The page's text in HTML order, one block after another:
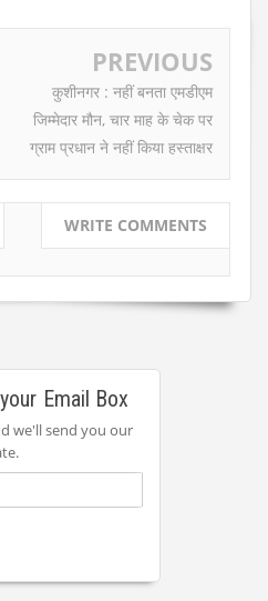
PREVIOUS
कुशीनगर : नहीं बनता एमडीएम
जिम्मेदार मौन, चार माह के चेक पर
ग्राम प्रधान ने नहीं किया हस्ताक्षर
WRITE COMMENTS
Email Box
we'll send you our